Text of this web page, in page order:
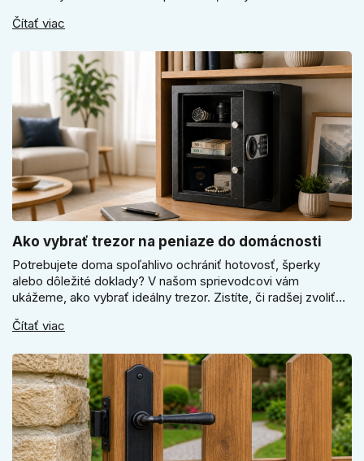
ako vyberať medzi okrúhlym a štvorcovým štítom. Nové
Čítať viac
Ako vybrať trezor na peniaze do domácnosti
Potrebujete doma spoľahlivo ochrániť hotovosť, šperky
alebo dôležité doklady? V našom sprievodcovi vám
ukážeme, ako vybrať ideálny trezor. Zistíte, či radšej zvoliť
kľúčové jeho správne ukotvenie.
Čítať viac